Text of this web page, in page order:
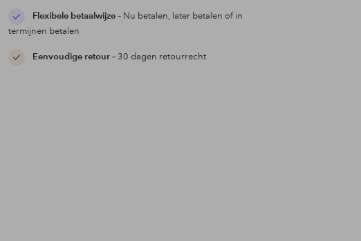
Flexibele betaalwijze– Nu betalen, later betalen of in
termijnen betalen
Eenvoudige retour– 30 dagen retourrecht